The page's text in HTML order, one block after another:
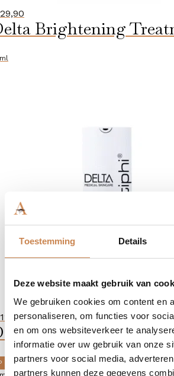
Toestemming Details
Deze website maakt gebruik van
We gebruiken cookies om content en
personaliseren, om functies voor
en om ons websiteverkeer te
informatie over uw gebruik van onze
partners voor social media,
partners kunnen deze gegevens
Brightening
Rejuvenate
NABESTELLING